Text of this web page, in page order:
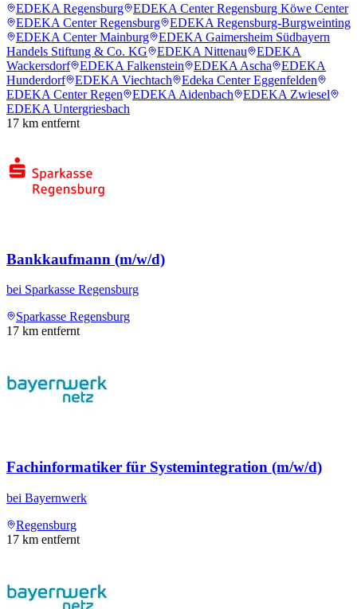
EDEKA Regensburg
EDEKA Center Regensburg Köwe Center
EDEKA Center Regensburg
EDEKA Regensburg-Burgweinting
EDEKA Center Mainburg
EDEKA Gaimersheim Südbayern
Handels Stiftung & Co. KG
EDEKA Nittenau
EDEKA
Wackersdorf
EDEKA Falkenstein EDEKA Ascha
EDEKA
Hunderdorf
EDEKA Viechtach
Edeka Center Eggenfelden
EDEKA Center Regen
EDEKA Aidenbach
EDEKA Zwiesel
EDEKA Untergriesbach
17 km entfernt
Bankkaufmann (m/w/d)
bei Sparkasse Regensburg
Sparkasse Regensburg
17 km entfernt
Fachinformatiker für Systemintegration (m/w/d)
bei Bayernwerk
Regensburg
17 km entfernt